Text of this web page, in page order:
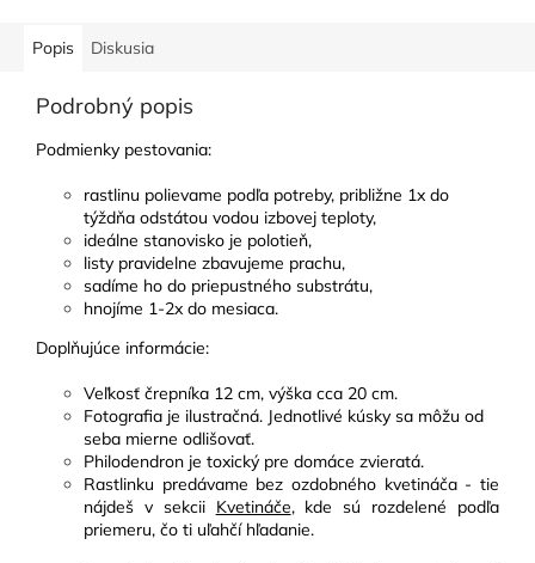
Popis Diskusia
Podrobný popis
Podmienky pestovania:
rastlinu polievame podľa potreby, približne 1x do
týždňa odstátou vodou izbovej teploty,
ideálne stanovisko je polotieň,
listy pravidelne zbavujeme prachu,
sadíme ho do priepustného substrátu,
hnojíme 1-2x do mesiaca.
Doplňujúce informácie:
Veľkosť črepníka 12 cm, výška cca 20 cm.
Fotografia je ilustračná. Jednotlivé kúsky sa môžu od
seba mierne odlišovať.
Philodendron je toxický pre domáce zvieratá.
Rastlinku predávame bez ozdobného kvetináča - tie
nájdeš v sekcii Kvetináče, kde sú rozdelené podľa
priemeru, čo ti uľahčí hľadanie.